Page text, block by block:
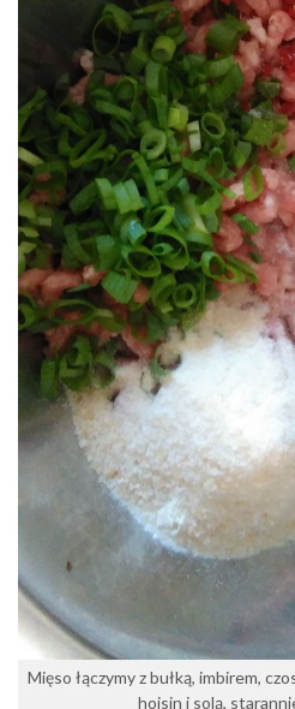
Mięso łączymy z bułką, imbirem,
hoisin i solą,